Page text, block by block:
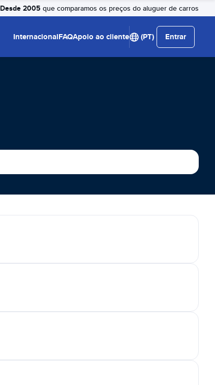
Desde 2005 que comparamos os preços do aluguer de carros
InternacionalFAQApoio ao cliente (PT) Entrar